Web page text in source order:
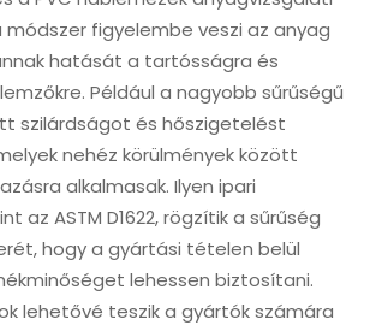
módszer figyelembe veszi az anyag
hatását a tartósságra és
Például a nagyobb sűrűségű
szilárdságot és hőszigetelést
nehéz körülmények között
alkalmasak. Ilyen ipari
az ASTM D1622, rögzítik a sűrűség
hogy a gyártási tételen belül
lehessen biztosítani.
lehetővé teszik a gyártók számára